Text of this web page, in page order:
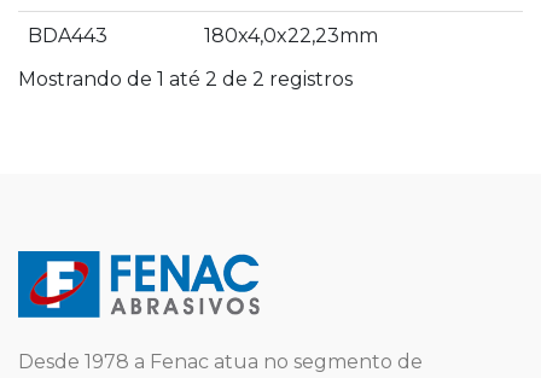
BDA443
180x4,0x22,23mm
Mostrando de 1 até 2 de 2 registros
Desde 1978 a Fenac atua no segmento de